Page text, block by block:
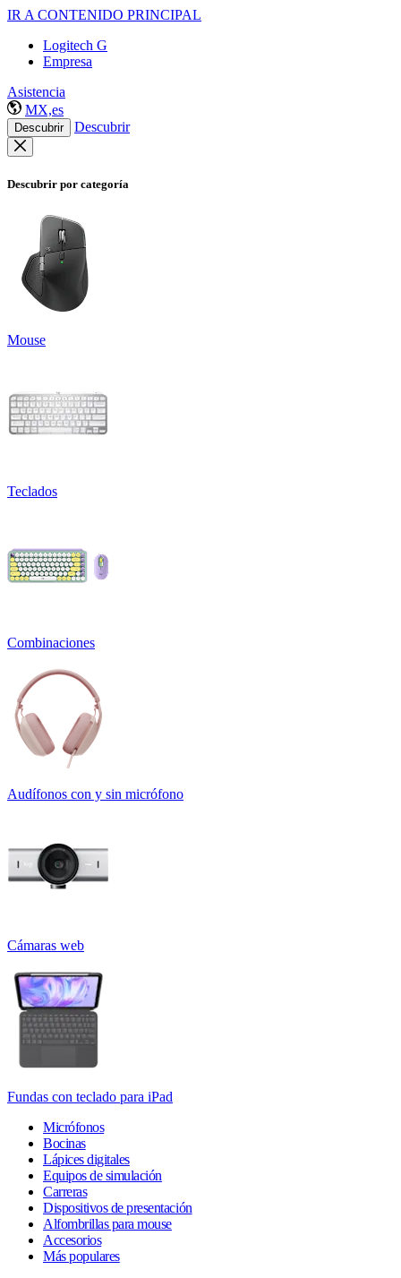
IR A CONTENIDO PRINCIPAL
Logitech G
Empresa
Asistencia
MX,es
Descubrir Descubrir
Descubrir por categoría
Mouse
Teclados
Combinaciones
Audífonos con y sin micrófono
Cámaras web
Fundas con teclado para iPad
Micrófonos
Bocinas
Lápices digitales
Equipos de simulación
Carreras
Dispositivos de presentación
Alfombrillas para mouse
Accesorios
Más populares